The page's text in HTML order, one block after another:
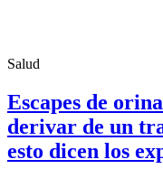
Salud
Escapes de
derivar de un
esto dicen los